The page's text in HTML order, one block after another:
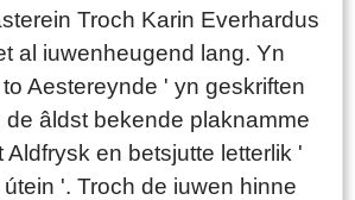
Troch Karin Everhardus
al iuwenheugend lang. Yn
Aestereynde ' yn geskriften
de âldst bekende plaknamme
Aldfrysk en betsjutte letterlik '
'. Troch de iuwen hinne